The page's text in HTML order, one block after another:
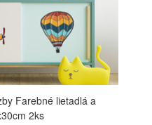
Farebné lietadlá a
2ks